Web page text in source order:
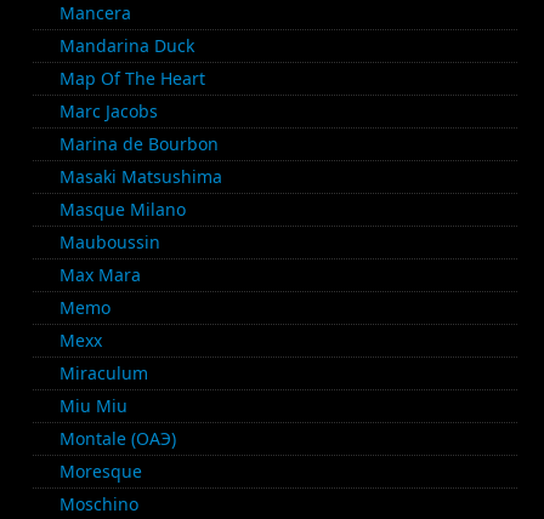
Mancera
Mandarina Duck
Map Of The Heart
Marc Jacobs
Marina de Bourbon
Masaki Matsushima
Masque Milano
Mauboussin
Max Mara
Memo
Mexx
Miraculum
Miu Miu
Montale (ОАЭ)
Moresque
Moschino